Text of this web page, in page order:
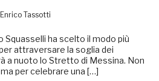
Enrico Tassotti
ha scelto il modo più
attraversare la soglia dei
a nuoto lo Stretto di Messina. Non
per celebrare una […]